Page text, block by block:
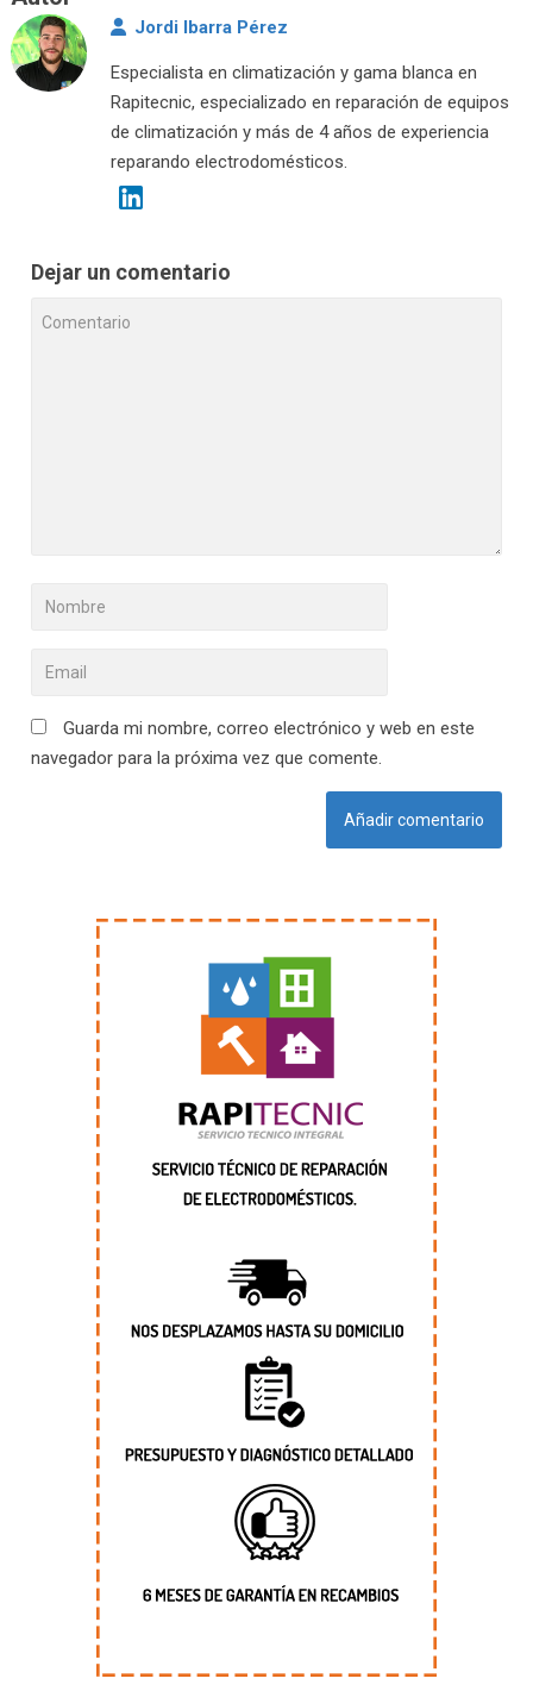
Jordi Ibarra Pérez
Especialista en climatización y gama blanca en
Rapitecnic, especializado en reparación de equipos
de climatización y más de 4 años de experiencia
reparando electrodomésticos.
Dejar un comentario
Guarda mi nombre, correo electrónico y web en este
navegador para la próxima vez que comente.